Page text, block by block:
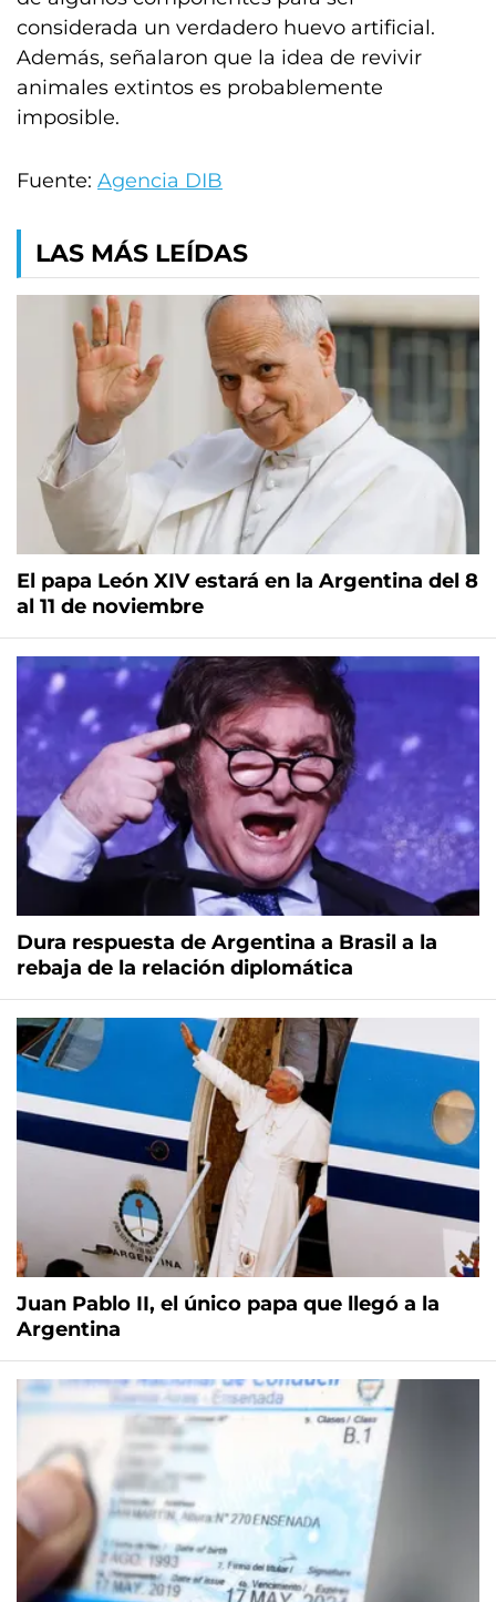
considerada un verdadero huevo artificial.
Además, señalaron que la idea de revivir
animales extintos es probablemente
imposible.
Fuente: Agencia DIB
LAS MÁS LEÍDAS
El papa León XIV estará en la Argentina del 8
al 11 de noviembre
Dura respuesta de Argentina a Brasil a la
rebaja de la relación diplomática
Juan Pablo II, el único papa que llegó a la
Argentina